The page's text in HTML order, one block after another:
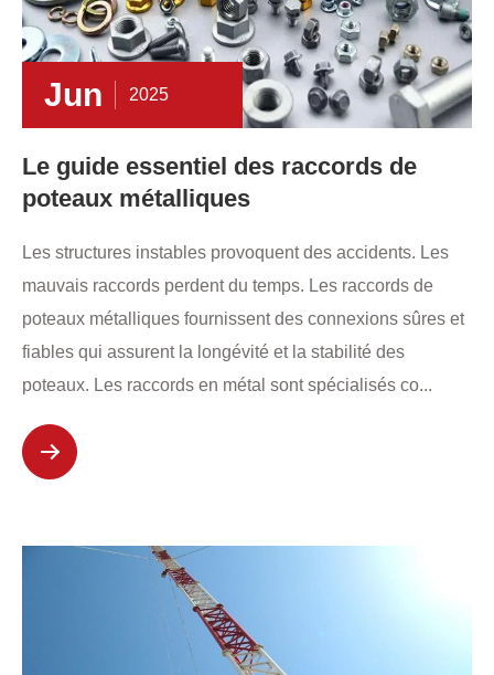
Jun 2025
Le guide essentiel des raccords de
poteaux métalliques
Les structures instables provoquent des accidents. Les
mauvais raccords perdent du temps. Les raccords de
poteaux métalliques fournissent des connexions sûres et
fiables qui assurent la longévité et la stabilité des
poteaux. Les raccords en métal sont spécialisés co...